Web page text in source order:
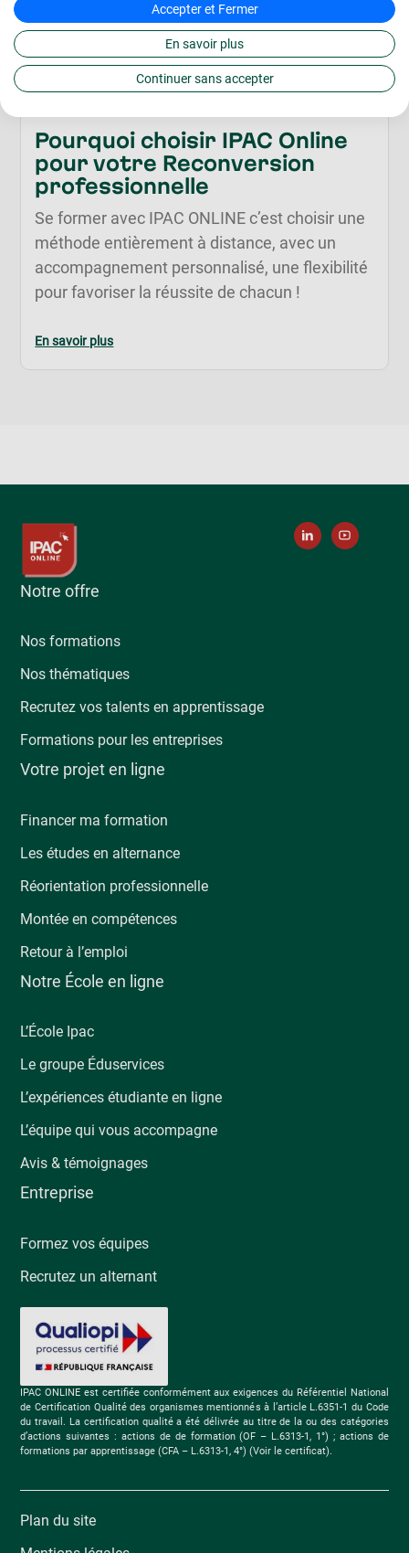
Pourquoi choisir IPAC Online
pour votre Reconversion
professionnelle
Se former avec IPAC ONLINE c’est choisir une
méthode entièrement à distance, avec un
accompagnement personnalisé, une flexibilité
pour favoriser la réussite de chacun !
En savoir plus
Notre offre
Nos formations
Nos thématiques
Recrutez vos talents en apprentissage
Formations pour les entreprises
Votre projet en ligne
Financer ma formation
Les études en alternance
Réorientation professionnelle
Montée en compétences
Retour à l’emploi
Notre École en ligne
L’École Ipac
Le groupe Éduservices
L’expériences étudiante en ligne
L’équipe qui vous accompagne
Avis & témoignages
Entreprise
Formez vos équipes
Recrutez un alternant
IPAC ONLINE est certifiée conformément aux exigences du Référentiel National
de Certification Qualité des organismes mentionnés à l’article L.6351-1 du Code
du travail. La certification qualité a été délivrée au titre de la ou des catégories
d’actions suivantes : actions de de formation (OF – L.6313-1, 1°) ; actions de
formations par apprentissage (CFA – L.6313-1, 4°) (Voir le certificat).
Plan du site
Accepter et Fermer
En savoir plus
Continuer sans accepter